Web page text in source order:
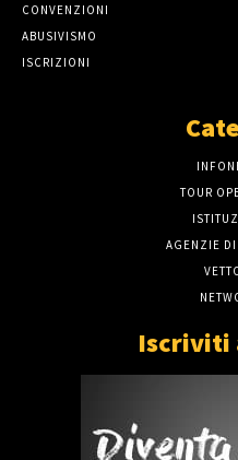
CONVENZIONI
ABUSIVISMO
ISCRIZIONI
TOUR
AGENZIE
Iscriviti